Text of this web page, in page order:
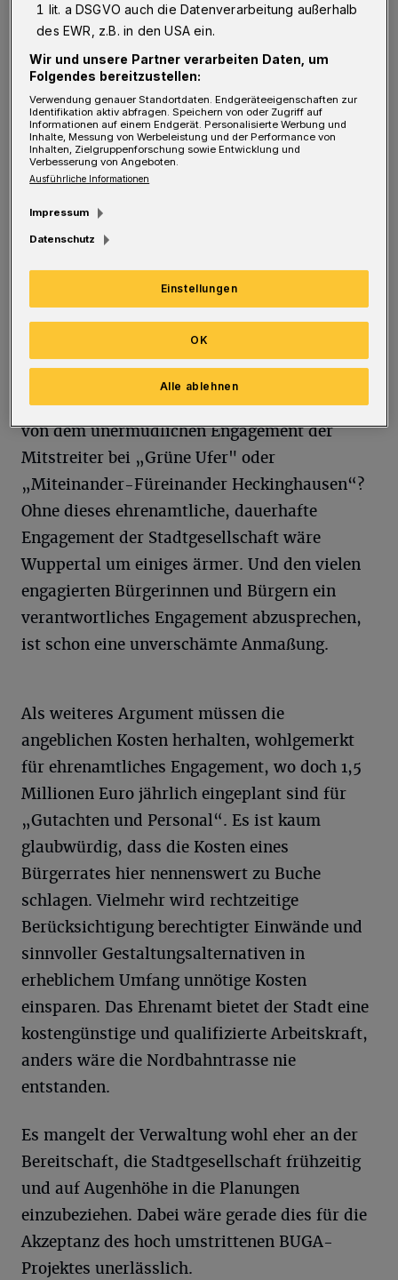
werden. Schon den erzwungenen
Bürgerentscheid hatte sie mit allen Mitteln zu
verhindern versucht.
Entlarvend ist die fadenscheinige Begründung
der Verwaltung. Ausgerechnet das „Team
Bürgerbeteiligung" argumentiert, dass es für
möglich sei, sich über einen so langen
Zeitraum ehrenamtlich zu verpflichten.
Hat die Verwaltung schon mal etwas von der
Wuppertalbewegung gehört? Von den
Ehrenamtlichen in den Vereinen, die Freibäder
in Wuppertal am Leben erhalten, obgleich dies
eigentlich eine städtische Aufgabe wäre? Oder
von dem unermüdlichen Engagement der
Mitstreiter bei „Grüne Ufer" oder
„Miteinander-Füreinander Heckinghausen“?
Ohne dieses ehrenamtliche, dauerhafte
Engagement der Stadtgesellschaft wäre
Wuppertal um einiges ärmer. Und den vielen
engagierten Bürgerinnen und Bürgern ein
verantwortliches Engagement abzusprechen,
ist schon eine unverschämte Anmaßung.
Als weiteres Argument müssen die
angeblichen Kosten herhalten, wohlgemerkt
für ehrenamtliches Engagement, wo doch 1,5
Millionen Euro jährlich eingeplant sind für
„Gutachten und Personal“. Es ist kaum
glaubwürdig, dass die Kosten eines
Bürgerrates hier nennenswert zu Buche
schlagen. Vielmehr wird rechtzeitige
Berücksichtigung berechtigter Einwände und
sinnvoller Gestaltungsalternativen in
erheblichem Umfang unnötige Kosten
einsparen. Das Ehrenamt bietet der Stadt eine
kostengünstige und qualifizierte Arbeitskraft,
anders wäre die Nordbahntrasse nie
entstanden.
Es mangelt der Verwaltung wohl eher an der
Bereitschaft, die Stadtgesellschaft frühzeitig
und auf Augenhöhe in die Planungen
einzubeziehen. Dabei wäre gerade dies für die
Akzeptanz des hoch umstrittenen BUGA-
Projektes unerlässlich.
1 lit. a DSGVO auch die Datenverarbeitung außerhalb
des EWR, z.B. in den USA ein.
Wir und unsere Partner verarbeiten Daten, um
Folgendes bereitzustellen:
Verwendung genauer Standortdaten. Endgeräteeigenschaften zur
Identifikation aktiv abfragen. Speichern von oder Zugriff auf
Informationen auf einem Endgerät. Personalisierte Werbung und
Inhalte, Messung von Werbeleistung und der Performance von
Inhalten, Zielgruppenforschung sowie Entwicklung und
Verbesserung von Angeboten.
Ausführliche Informationen
Impressum
Datenschutz
Einstellungen
Alle ablehnen
OK